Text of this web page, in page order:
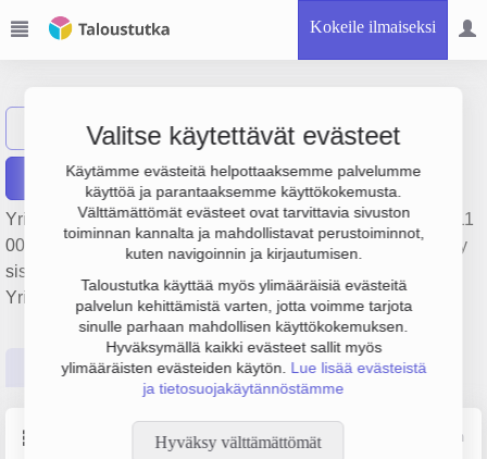
Kokeile ilmaiseksi
Valitse käytettävät evästeet
Käytämme evästeitä helpottaaksemme palvelumme
käyttöä ja parantaaksemme käyttökokemusta.
Välttämättömät evästeet ovat tarvittavia sivuston
toiminnan kannalta ja mahdollistavat perustoiminnot,
kuten navigoinnin ja kirjautumisen.
Taloustutka käyttää myös ylimääräisiä evästeitä
palvelun kehittämistä varten, jotta voimme tarjota
sinulle parhaan mahdollisen käyttökokemuksen.
Hyväksymällä kaikki evästeet sallit myös
ylimääräisten evästeiden käytön. Lue lisää evästeistä
ja tietosuojakäytännöstämme
Hyväksy välttämättömät
Näytä haku KL Kainuun Lohi Oy
Raportit
Yrityksen Kainuun Lohi Oy liikevaihto on 1.8 milj. €, tulos 311
000 € ja henkilöstömäärä 8. Sen päätoimiala on Kalanviljely
sisävesissä, perustamisvuosi 1978 ja sijainti Sotkamo.
Yrityksen yhtiömuoto Osakeyhtiö (OY).
Perustiedot Tilinpäätösluvut Päättäjätiedot
Lähde: YTJ, PRH, Traficom